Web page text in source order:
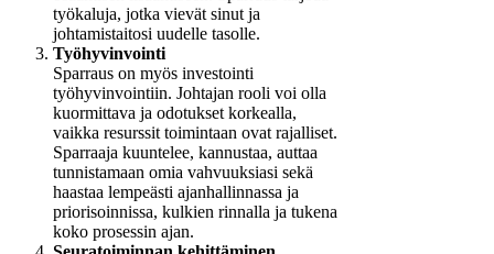
työkaluja, jotka vievät sinut ja
johtamistaitosi uudelle tasolle.
Työhyvinvointi
Sparraus on myös investointi
työhyvinvointiin. Johtajan rooli voi olla
kuormittava ja odotukset korkealla,
vaikka resurssit toimintaan ovat rajalliset.
Sparraaja kuuntelee, kannustaa, auttaa
tunnistamaan omia vahvuuksiasi sekä
haastaa lempeästi ajanhallinnassa ja
priorisoinnissa, kulkien rinnalla ja tukena
koko prosessin ajan.